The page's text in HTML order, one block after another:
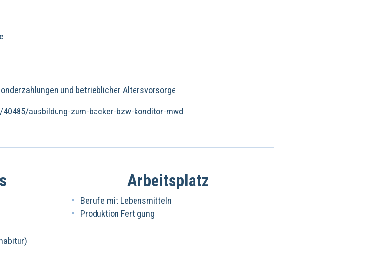
und betrieblicher Altersvorsorge
ausbildung-zum-backer-bzw-konditor-mwd
Arbeitsplatz
Berufe mit Lebensmitteln
Produktion Fertigung